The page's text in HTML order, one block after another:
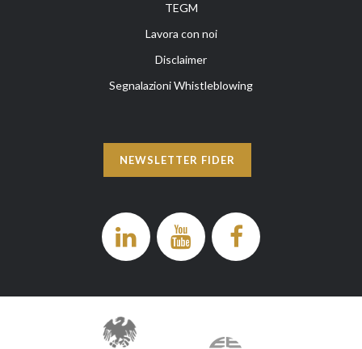
TEGM
Lavora con noi
Disclaimer
Segnalazioni Whistleblowing
NEWSLETTER FIDER